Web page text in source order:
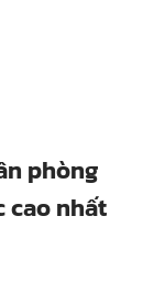
phòng
cao nhất